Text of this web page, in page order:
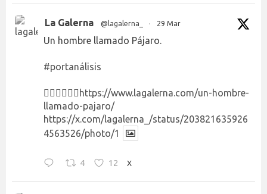
La Galerna @lagalerna_ · 29 Mar
Un hombre llamado Pájaro.
#portanálisis
👉🏻👉🏻👉🏻 https://www.lagalerna.com/un-hombre-
llamado-pajaro/
https://x.com/lagalerna_/status/203821635926
4563526/photo/1
4 12 X